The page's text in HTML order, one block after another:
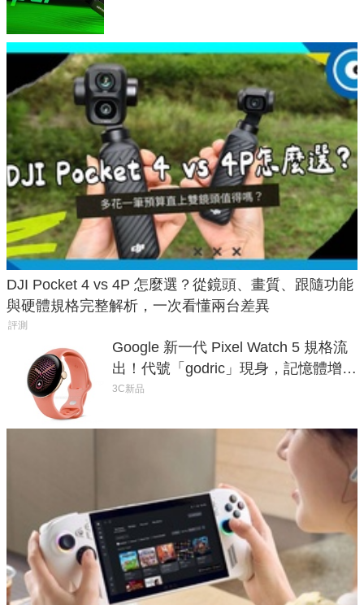
DJI Pocket 4 vs 4P 怎麼選？從鏡頭、畫質、跟隨功能
與硬體規格完整解析，一次看懂兩台差異
評測
Google 新一代 Pixel Watch 5 規格流
出！代號「godric」現身，記憶體增強
鎖定 AI 應用
3C新品